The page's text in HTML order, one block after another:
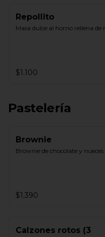
Repollito
Masa dulce al horno rellena de
$1.100
Pastelería
Brownie
Brownie de chocolate y nueces
$1.390
Calzones rotos (3